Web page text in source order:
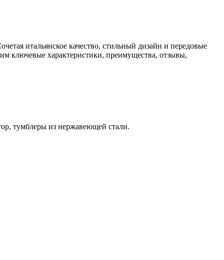
итальянское качество, стильный дизайн и передовые
ключевые характеристики, преимущества, отзывы,
тумблеры из нержавеющей стали.